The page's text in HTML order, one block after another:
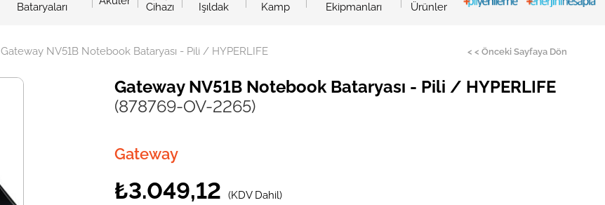
Bataryaları
Cihazı
Işıldak
Kamp
Ekipmanları
Ürünler
Gateway NV51B Notebook Bataryası - Pili / HYPERLIFE < < Önceki Sayfaya Dön
Gateway NV51B Notebook Bataryası - Pili / HYPERLIFE
(878769-OV-2265)
Gateway
₺3.049,12 (KDV Dahil)